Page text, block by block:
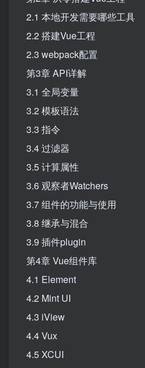
2.1 本地开发需要哪些工具
2.2 搭建Vue工程
2.3 webpack配置
第3章 API详解
3.1 全局变量
3.2 模板语法
3.3 指令
3.4 过滤器
3.5 计算属性
3.6 观察者Watchers
3.7 组件的功能与使用
3.8 继承与混合
3.9 插件plugin
第4章 Vue组件库
4.1 Element
4.2 Mint UI
4.3 iView
4.4 Vux
4.5 XCUI